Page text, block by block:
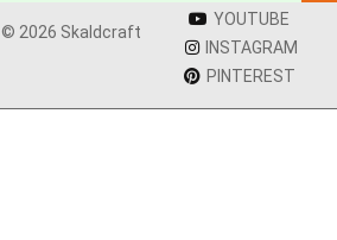
© 2026 Skaldcraft
YOUTUBE
INSTAGRAM
PINTEREST